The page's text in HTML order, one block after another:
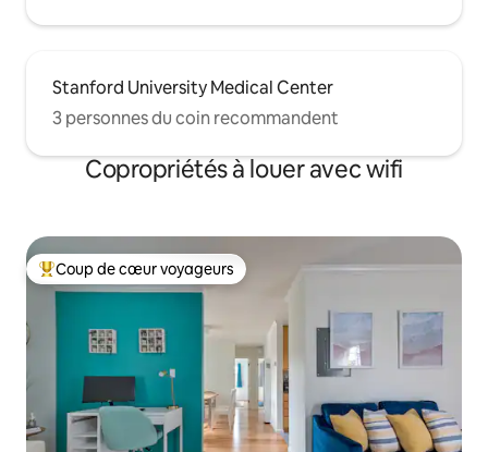
Stanford University Medical Center
3 personnes du coin recommandent
Copropriétés à louer avec wifi
Coup de cœur voyageurs parmi les plus aimés
Coup de cœur voyageurs